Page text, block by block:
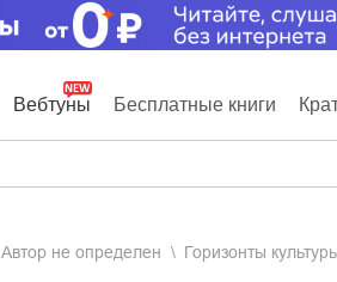
Вебтуны Бесплатные книги
Автор не определен Горизонты